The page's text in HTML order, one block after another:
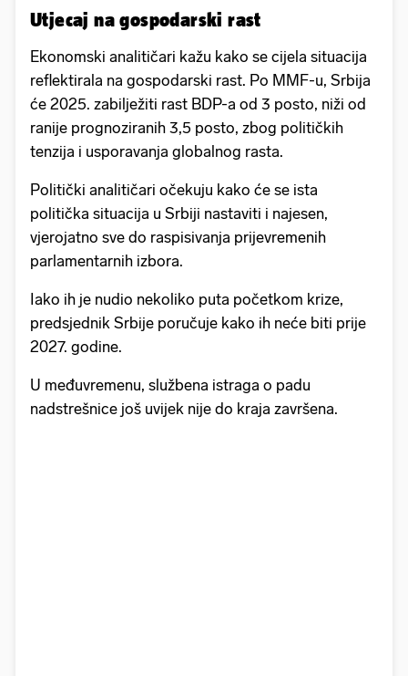
Utjecaj na gospodarski rast
Ekonomski analitičari kažu kako se cijela situacija
reflektirala na gospodarski rast. Po MMF-u, Srbija
će 2025. zabilježiti rast BDP-a od 3 posto, niži od
ranije prognoziranih 3,5 posto, zbog političkih
tenzija i usporavanja globalnog rasta.
Politički analitičari očekuju kako će se ista
politička situacija u Srbiji nastaviti i najesen,
vjerojatno sve do raspisivanja prijevremenih
parlamentarnih izbora.
Iako ih je nudio nekoliko puta početkom krize,
predsjednik Srbije poručuje kako ih neće biti prije
2027. godine.
U međuvremenu, službena istraga o padu
nadstrešnice još uvijek nije do kraja završena.